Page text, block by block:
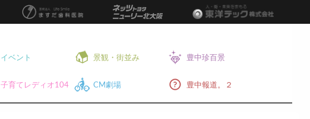
イベント 景観・街並み 豊中珍百景
子育てレディオ104 CM劇場 豊中報道。２